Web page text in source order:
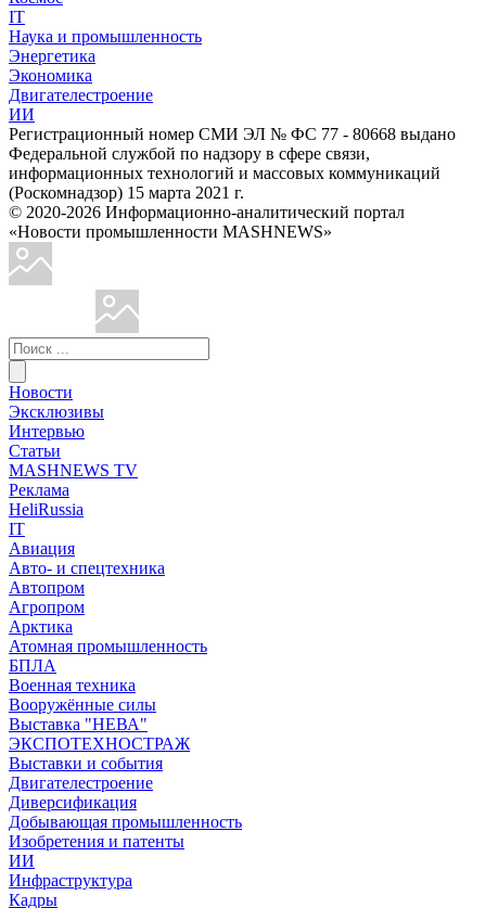
IT
Наука и промышленность
Энергетика
Экономика
Двигателестроение
ИИ
Регистрационный номер СМИ ЭЛ № ФС 77 - 80668 выдано
Федеральной службой по надзору в сфере связи,
информационных технологий и массовых коммуникаций
(Роскомнадзор) 15 марта 2021 г.
© 2020-2026 Информационно-аналитический портал
«Новости промышленности MASHNEWS»
Новости
Эксклюзивы
Интервью
Статьи
MASHNEWS TV
Реклама
HeliRussia
IT
Авиация
Авто- и спецтехника
Автопром
Агропром
Арктика
Атомная промышленность
БПЛА
Военная техника
Вооружённые силы
Выставка "НЕВА"
ЭКСПОТЕХНОСТРАЖ
Выставки и события
Двигателестроение
Диверсификация
Добывающая промышленность
Изобретения и патенты
ИИ
Инфраструктура
Кадры